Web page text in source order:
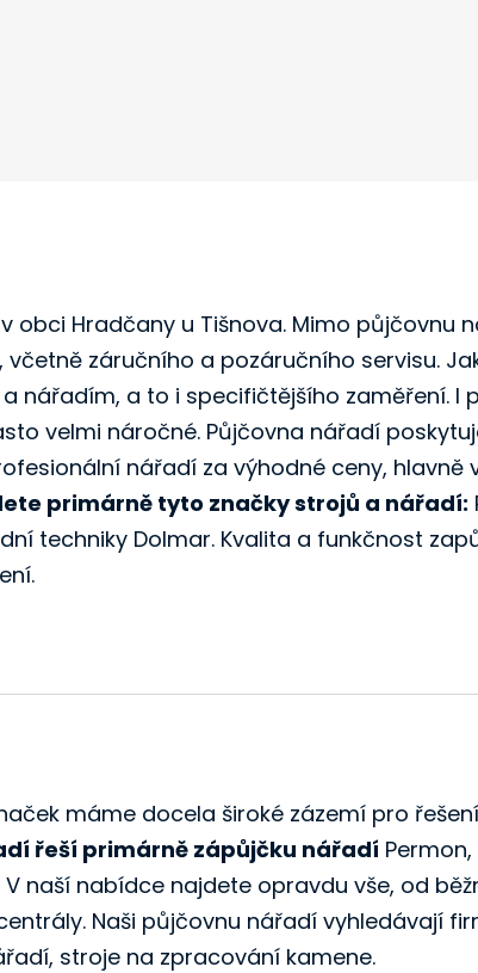
obci Hradčany u Tišnova. Mimo půjčovnu
záručního a pozáručního servisu.
nářadím, a to i specifičtějšího zaměření. I
velmi náročné. Půjčovna nářadí
nářadí za výhodné ceny,
primárně tyto značky strojů a nářadí:
techniky Dolmar. Kvalita a funkčnost
máme docela široké zázemí pro
řeší primárně zápůjčku nářadí
naší nabídce najdete opravdu vše, od
Naši půjčovnu nářadí vyhledávají
stroje na zpracování kamene.